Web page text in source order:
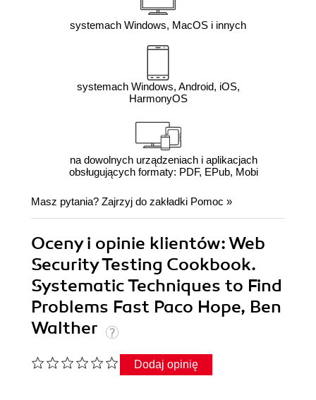
systemach Windows, MacOS i innych
systemach Windows, Android, iOS,
HarmonyOS
na dowolnych urządzeniach i aplikacjach
obsługujących formaty: PDF, EPub, Mobi
Masz pytania? Zajrzyj do zakładki Pomoc »
Oceny i opinie klientów: Web
Security Testing Cookbook.
Systematic Techniques to Find
Problems Fast Paco Hope, Ben
Walther
Dodaj opinię